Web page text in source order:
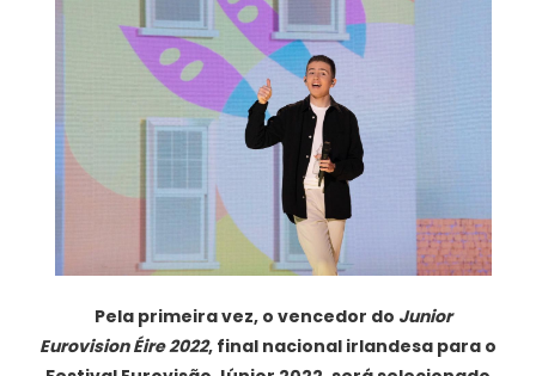
Pela primeira vez, o vencedor do Junior
Eurovision Éire 2022, final nacional irlandesa para o